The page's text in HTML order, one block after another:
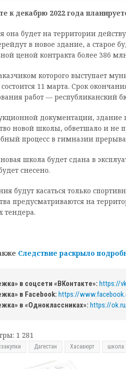
к декабрю 2022 года
она будет на территории
в новое здание, а старое
ценой контракта более 386
которого выступает
11 марта. Срок
работ — республиканский
документации,
новой школы, обветшало и не
процесс в гимназии
школа будет сдана в
снесено.
будут касаться только
предусматриваются на
тендера.
Следствие раскрыло
в соцсети «ВКонтакте»: https://
в Facebook: https://
в «Одноклассниках»: https://
1 281
Дагестан Хасавюрт школа